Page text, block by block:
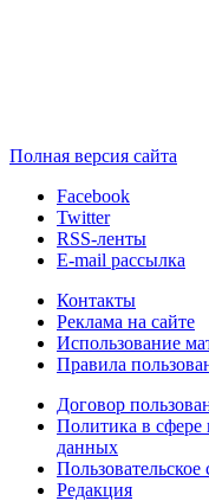
Полная версия сайта
Facebook
Twitter
RSS-ленты
E-mail рассылка
Контакты
Реклама на сайте
Использование
Правила
Договор
Политика в сфере
данных
Пользовательское
Редакция